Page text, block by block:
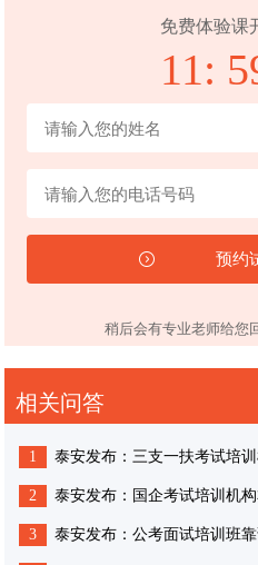
免费体验课
11:
稍后会有专业老师给您
相关问答
1 泰安发布：三支一扶考试培
2 泰安发布：国企考试培训机
3 泰安发布：公考面试培训班